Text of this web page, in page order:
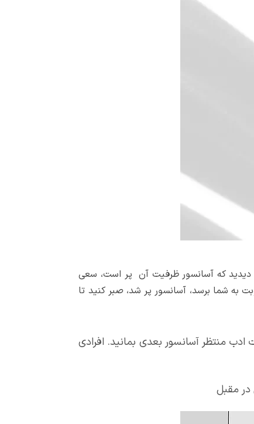
دیدید که آسانسور ظرفیت آن پر است، سعی
به شما برسد، آسانسور پر شد، صبر کنید تا
ادب منتظر آسانسور بعدی بمانید. افرادی
مقبل